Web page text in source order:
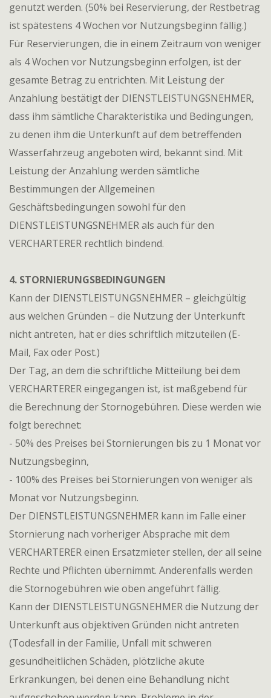
genutzt werden. (50% bei Reservierung, der Restbetrag
ist spätestens 4 Wochen vor Nutzungsbeginn fällig.)
Für Reservierungen, die in einem Zeitraum von weniger
als 4 Wochen vor Nutzungsbeginn erfolgen, ist der
gesamte Betrag zu entrichten. Mit Leistung der
Anzahlung bestätigt der DIENSTLEISTUNGSNEHMER,
dass ihm sämtliche Charakteristika und Bedingungen,
zu denen ihm die Unterkunft auf dem betreffenden
Wasserfahrzeug angeboten wird, bekannt sind. Mit
Leistung der Anzahlung werden sämtliche
Bestimmungen der Allgemeinen
Geschäftsbedingungen sowohl für den
DIENSTLEISTUNGSNEHMER als auch für den
VERCHARTERER rechtlich bindend.
4. STORNIERUNGSBEDINGUNGEN
Kann der DIENSTLEISTUNGSNEHMER – gleichgültig
aus welchen Gründen – die Nutzung der Unterkunft
nicht antreten, hat er dies schriftlich mitzuteilen (E-
Mail, Fax oder Post.)
Der Tag, an dem die schriftliche Mitteilung bei dem
VERCHARTERER eingegangen ist, ist maßgebend für
die Berechnung der Stornogebühren. Diese werden wie
folgt berechnet:
- 50% des Preises bei Stornierungen bis zu 1 Monat vor
Nutzungsbeginn,
- 100% des Preises bei Stornierungen von weniger als
Monat vor Nutzungsbeginn.
Der DIENSTLEISTUNGSNEHMER kann im Falle einer
Stornierung nach vorheriger Absprache mit dem
VERCHARTERER einen Ersatzmieter stellen, der all seine
Rechte und Pflichten übernimmt. Anderenfalls werden
die Stornogebühren wie oben angeführt fällig.
Kann der DIENSTLEISTUNGSNEHMER die Nutzung der
Unterkunft aus objektiven Gründen nicht antreten
(Todesfall in der Familie, Unfall mit schweren
gesundheitlichen Schäden, plötzliche akute
Erkrankungen, bei denen eine Behandlung nicht